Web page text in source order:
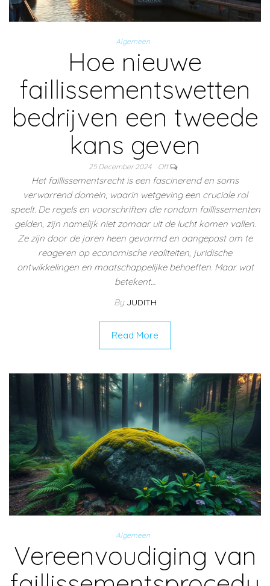
Algemeen
Hoe nieuwe
faillissementswetten
bedrijven een tweede
kans geven
25 December 2024 Off
Het faillissementsrecht is een fascinerend en soms
verwarrend domein, waarin wetgeving een cruciale rol
speelt. De regels en voorschriften die rondom faillissementen
gelden, zijn namelijk niet zomaar uit de lucht komen vallen.
Ze zijn door de jaren heen gevormd en aangepast om te
reageren op economische realiteiten, juridische
ontwikkelingen en maatschappelijke behoeften. Maar wat
betekent…
By JUDITH
Read More
Algemeen
Vereenvoudiging van